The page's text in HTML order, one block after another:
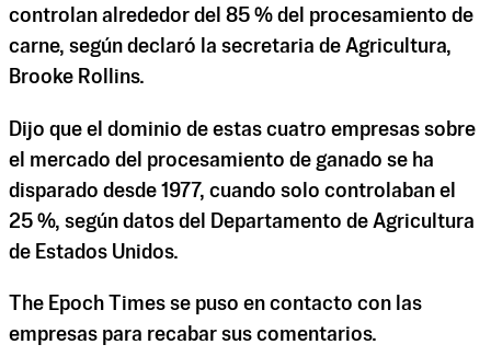
controlan alrededor del 85 % del procesamiento de
carne, según declaró la secretaria de Agricultura,
Brooke Rollins.
Dijo que el dominio de estas cuatro empresas sobre
el mercado del procesamiento de ganado se ha
disparado desde 1977, cuando solo controlaban el
25 %, según datos del Departamento de Agricultura
de Estados Unidos.
The Epoch Times se puso en contacto con las
empresas para recabar sus comentarios.